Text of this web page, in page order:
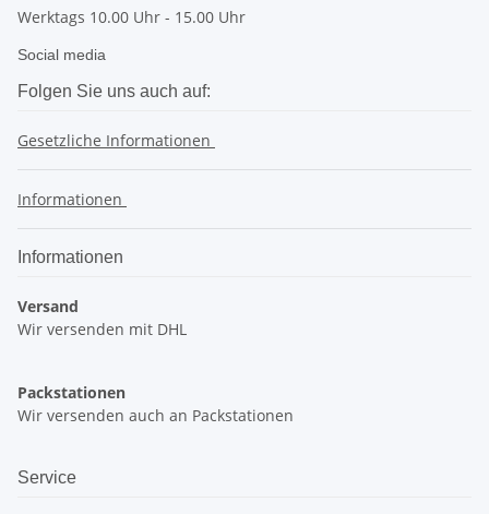
Werktags 10.00 Uhr - 15.00 Uhr
Social media
Folgen Sie uns auch auf:
Gesetzliche Informationen
Informationen
Informationen
Versand
Wir versenden mit DHL
Packstationen
Wir versenden auch an Packstationen
Service